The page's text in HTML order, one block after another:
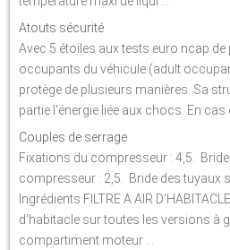
Atouts sécurité
Avec 5 étoiles aux tests euro ncap
occupants du véhicule (adult
protège de plusieurs manières. Sa
partie l'énergie liée aux chocs. En
Couples de serrage
Fixations du compresseur : 4,5.
compresseur : 2,5. Bride des tuyaux
Ingrédients FILTRE A AIR
d'habitacle sur toutes les versions à
compartiment moteur ...